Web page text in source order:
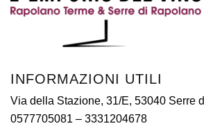
INFORMAZIONI UTILI
Via della Stazione, 31/E, 53040 Serre
0577705081 – 3331204678